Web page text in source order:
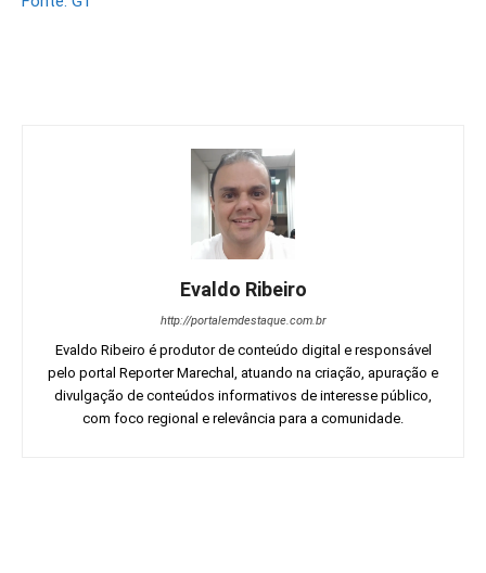
Evaldo Ribeiro
http://portalemdestaque.com.br
Evaldo Ribeiro é produtor de conteúdo digital e responsável
pelo portal Reporter Marechal, atuando na criação, apuração e
divulgação de conteúdos informativos de interesse público,
com foco regional e relevância para a comunidade.